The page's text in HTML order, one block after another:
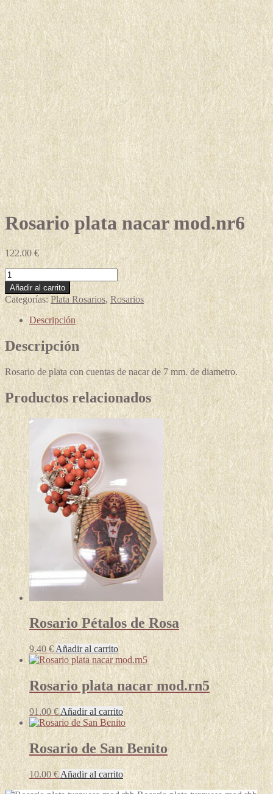
Rosario plata nacar mod.nr6
122.00€
Rosario
plata
nacar
mod.nr6
cantidad
Añadir al carrito
Categorías: Plata Rosarios, Rosarios
Descripción
Descripción
Rosario de plata con cuentas de nacar de 7 mm. de diametro.
Productos relacionados
Rosario Pétalos de Rosa
9.40€ Añadir al carrito
Rosario plata nacar mod.rn5
91.00 € Añadir al carrito
Rosario de San Benito
10.00€ Añadir al carrito